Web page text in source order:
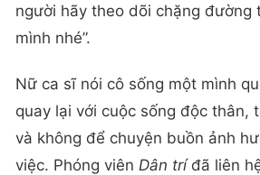
người hãy theo dõi chặng đường
mình nhé”.
Nữ ca sĩ nói cô sống một mình
quay lại với cuộc sống độc thân,
và không để chuyện buồn ảnh
việc. Phóng viên Dân tríđã liên